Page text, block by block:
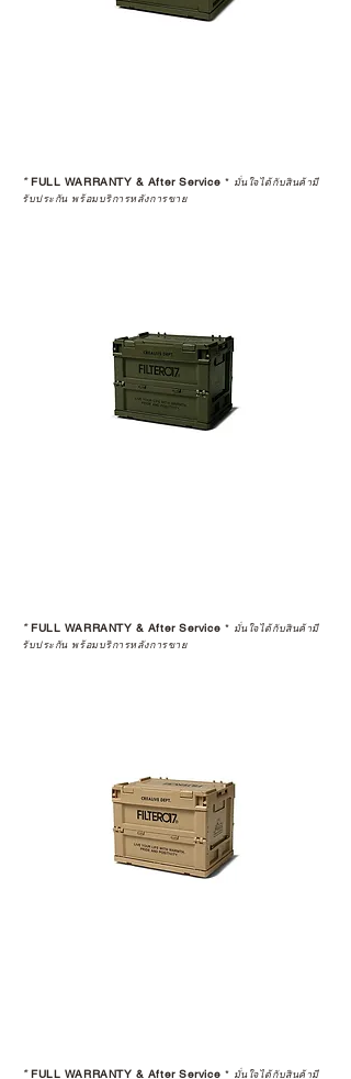
*FULL WARRANTY & After Service * มั่นใจได้กับสินค้ามี
รับประกัน พร้อมบริการหลังการขาย
*FULL WARRANTY & After Service * มั่นใจได้กับสินค้ามี
รับประกัน พร้อมบริการหลังการขาย
*FULL WARRANTY & After Service * มั่นใจได้กับสินค้ามี